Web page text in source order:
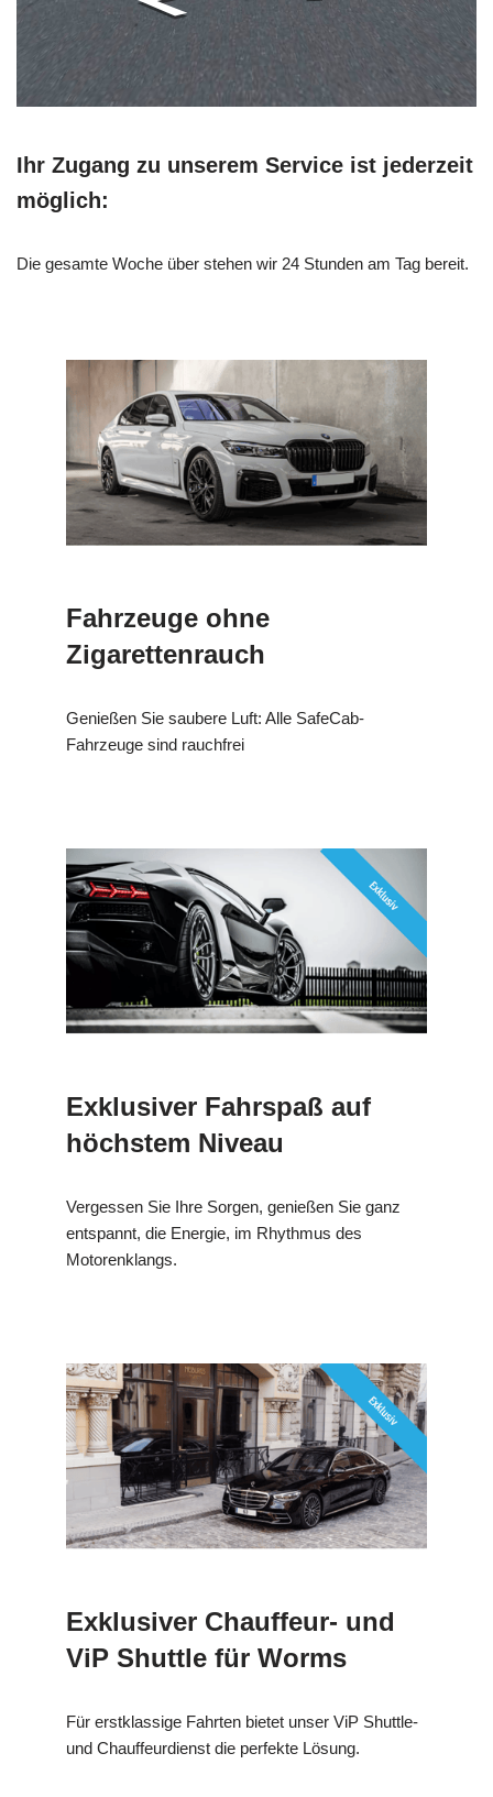
Ihr Zugang zu unserem Service ist jederzeit
möglich:
Die gesamte Woche über stehen wir 24 Stunden am Tag bereit.
Fahrzeuge ohne
Zigarettenrauch
Genießen Sie saubere Luft: Alle SafeCab-
Fahrzeuge sind rauchfrei
Exklusiver Fahrspaß auf
höchstem Niveau
Vergessen Sie Ihre Sorgen, genießen Sie ganz
entspannt, die Energie, im Rhythmus des
Motorenklangs.
Exklusiver Chauffeur- und
ViP Shuttle für Worms
Für erstklassige Fahrten bietet unser ViP Shuttle-
und Chauffeurdienst die perfekte Lösung.